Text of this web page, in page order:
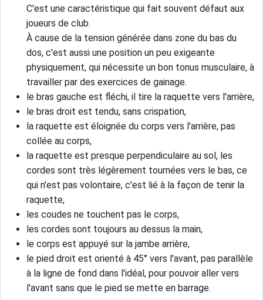
C'est une caractéristique qui fait souvent défaut aux
joueurs de club.
À cause de la tension générée dans zone du bas du
dos, c'est aussi une position un peu exigeante
physiquement, qui nécessite un bon tonus musculaire, à
travailler par des exercices de gainage.
le bras gauche est fléchi, il tire la raquette vers l'arrière,
le bras droit est tendu, sans crispation,
la raquette est éloignée du corps vers l'arrière, pas
collée au corps,
la raquette est presque perpendiculaire au sol, les
cordes sont très légèrement tournées vers le bas, ce
qui n'est pas volontaire, c'est lié à la façon de tenir la
raquette,
les coudes ne touchent pas le corps,
les cordes sont toujours au dessus la main,
le corps est appuyé sur la jambe arrière,
le pied droit est orienté à 45° vers l'avant, pas parallèle
à la ligne de fond dans l'idéal, pour pouvoir aller vers
l'avant sans que le pied se mette en barrage.